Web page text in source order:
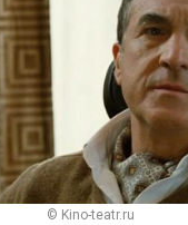
© Kino-teatr.ru